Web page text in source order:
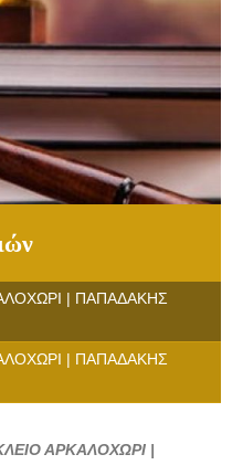
| ΠΑΠΑΔΑΚΗΣ
| ΠΑΠΑΔΑΚΗΣ
ΑΡΚΑΛΟΧΩΡΙ |